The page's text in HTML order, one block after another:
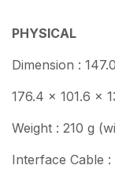
PHYSICAL
Dimension :
176.4 × 101.6 ×
Weight : 210 g
Interface Cable